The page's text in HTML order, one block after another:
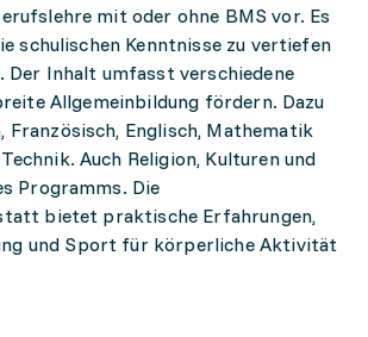
mit oder ohne BMS vor. Es
schulischen Kenntnisse zu vertiefen
Der Inhalt umfasst verschiedene
Allgemeinbildung fördern. Dazu
Französisch, Englisch, Mathematik
Auch Religion, Kulturen und
Programms. Die
bietet praktische Erfahrungen,
und Sport für körperliche Aktivität